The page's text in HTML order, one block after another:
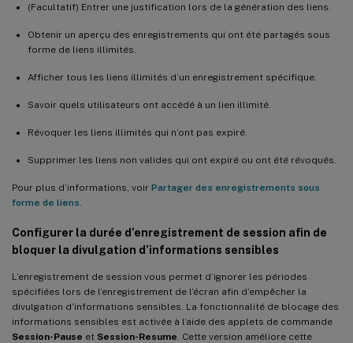
(Facultatif) Entrer une justification lors de la génération des liens.
Obtenir un aperçu des enregistrements qui ont été partagés sous
forme de liens illimités.
Afficher tous les liens illimités d’un enregistrement spécifique.
Savoir quels utilisateurs ont accédé à un lien illimité.
Révoquer les liens illimités qui n’ont pas expiré.
Supprimer les liens non valides qui ont expiré ou ont été révoqués.
Pour plus d’informations, voir Partager des enregistrements sous
forme de liens
Configurer la durée d’enregistrement de session afin de
bloquer la divulgation d’informations sensibles
L’enregistrement de session vous permet d’ignorer les périodes
spécifiées lors de l’enregistrement de l’écran afin d’empêcher la
divulgation d’informations sensibles. La fonctionnalité de blocage des
informations sensibles est activée à l’aide des applets de commande
Session-Pause et Session-Resume . Cette version améliore cette